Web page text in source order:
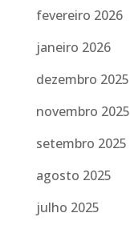
fevereiro 2026
janeiro 2026
dezembro 2025
novembro 2025
setembro 2025
agosto 2025
julho 2025